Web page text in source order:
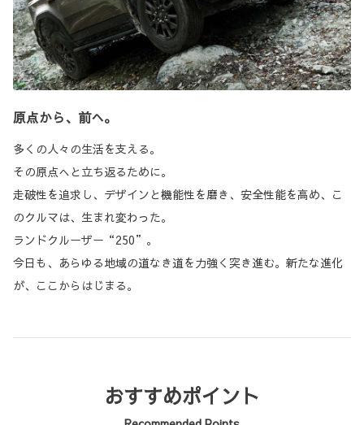
原点から、前へ。
多くの人々の生活を支える。
その原点へと立ち返るために。
走破性を追求し、デザインと機能性を磨き、安全性能を高め、こ
のクルマは、生まれ変わった。
ランドクルーザー“250”。
今日も、あらゆる地域の道なき道を力強く突き進む。新たな進化
が、ここからはじまる。
おすすめポイント